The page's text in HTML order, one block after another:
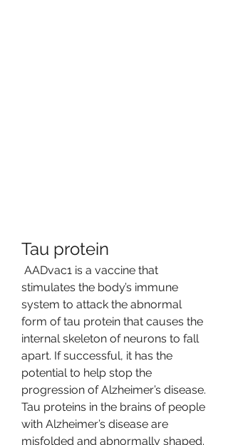
Tau protein
stimulates the body’s immune
system to attack the abnormal
form of tau protein that causes the
internal skeleton of neurons to fall
apart. If successful, it has the
potential to help stop the
progression of Alzheimer’s disease.
Tau proteins in the brains of people
with Alzheimer’s disease are
misfolded and abnormally shaped.